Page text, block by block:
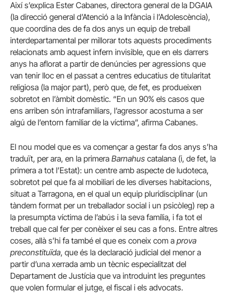
Així s’explica Ester Cabanes, directora general de la DGAIA
(la direcció general d’Atenció a la Infància i l’Adolescència),
que coordina des de fa dos anys un equip de treball
interdepartamental per millorar tots aquests procediments
relacionats amb aquest infern invisible, que en els darrers
anys ha aflorat a partir de denúncies per agressions que
van tenir lloc en el passat a centres educatius de titularitat
religiosa (la major part), però que, de fet, es produeixen
sobretot en l’àmbit domèstic. “En un 90% els casos que
ens arriben són intrafamiliars, l’agressor acostuma a ser
algú de l’entorn familiar de la víctima”, afirma Cabanes.
El nou model que es va començar a gestar fa dos anys s’ha
traduït, per ara, en la primera Barnahus catalana (i, de fet, la
primera a tot l’Estat): un centre amb aspecte de ludoteca,
sobretot pel que fa al mobiliari de les diverses habitacions,
situat a Tarragona, en el qual un equip pluridisciplinar (un
tàndem format per un treballador social i un psicòleg) rep a
la presumpta víctima de l’abús i la seva família, i fa tot el
treball que cal fer per conèixer el seu cas a fons. Entre altres
coses, allà s’hi fa també el que es coneix com a prova
preconstituïda, que és la declaració judicial del menor a
partir d’una xerrada amb un tècnic especialitzat del
Departament de Justícia que va introduint les preguntes
que volen formular el jutge, el fiscal i els advocats.